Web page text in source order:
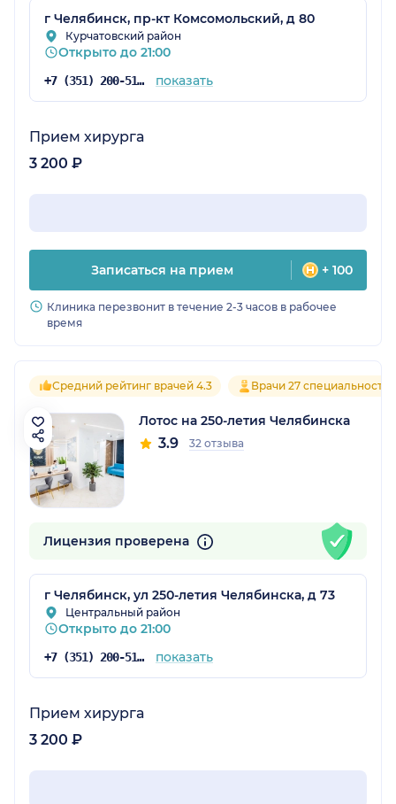
г Челябинск, пр-кт Комсомольский, д 80
Курчатовский район
Открыто до 21:00
+7 (351) 200-51-58 показать
Прием хирурга
3 200 ₽
Записаться на прием + 100
Клиника перезвонит в течение 2-3 часов в рабочее
время
Средний рейтинг врачей 4.3 Врачи 27 специальностей
Лотос на 250-летия Челябинска
3.9 32 отзыва
Лицензия проверена
г Челябинск, ул 250-летия Челябинска, д 73
Центральный район
Открыто до 21:00
+7 (351) 200-51-58 показать
Прием хирурга
3 200 ₽